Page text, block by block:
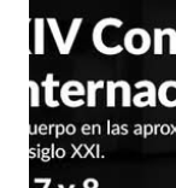
tu documento
debo decirte
Santo me ha
de una manera
anunciado, del
decisión que, por